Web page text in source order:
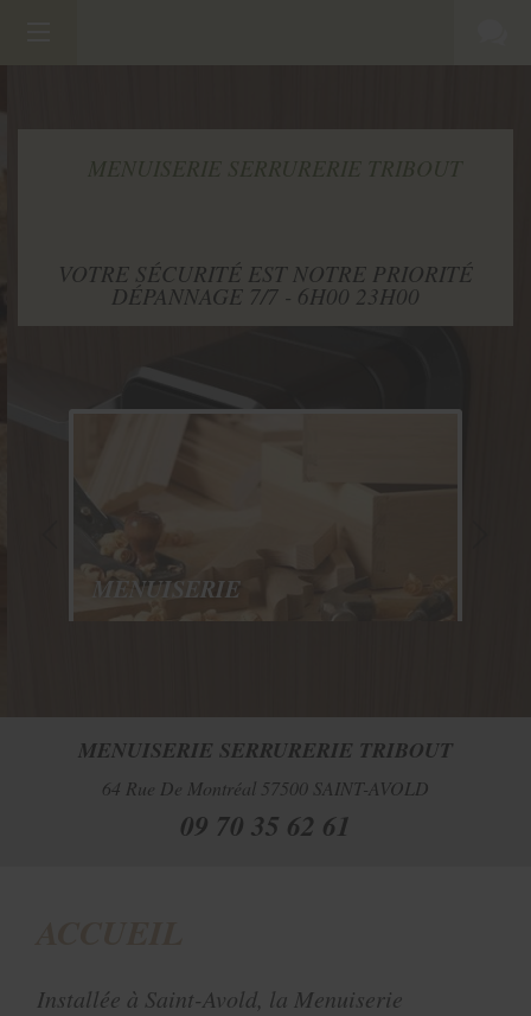
VOTRE SÉCURITÉ EST NOTRE PRIORITÉ
DÉPANNAGE 7/7 - 6H00 23H00
MENUISERIE
MENUISERIE SERRURERIE TRIBOUT
64 Rue De Montréal 57500 SAINT-AVOLD
09 70 35 62 61
Installée à Saint-Avold, la Menuiserie